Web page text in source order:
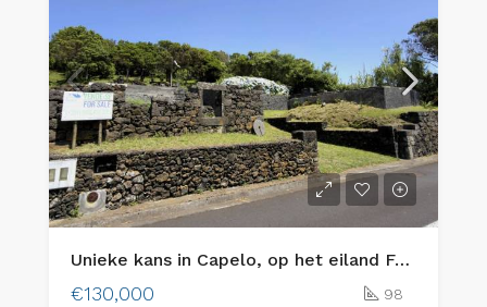
Unieke kans in Capelo, op het eiland Faial: twee aangrenzende bouwkavels in de bebouwde kom met uitzicht op zee en traditionele charme
€130,000 98